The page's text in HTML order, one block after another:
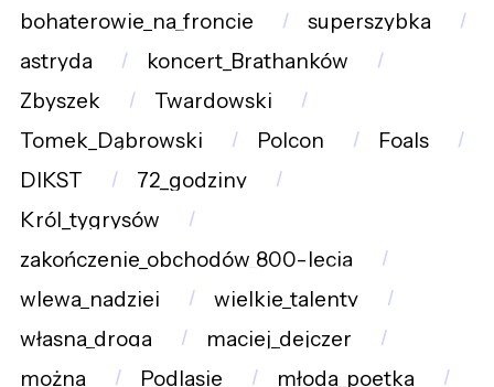
bohaterowie_na_froncie
superszybka
astryda
koncert_Brathanków
Zbyszek
Twardowski
Tomek_Dąbrowski
Polcon
Foals
DIKST
72_godziny
Król_tygrysów
zakończenie_obchodów_800-lecia
wlewa_nadziej
wielkie_talenty
własna_droga
maciej_dejczer
można
Podlasie
młoda_poetka